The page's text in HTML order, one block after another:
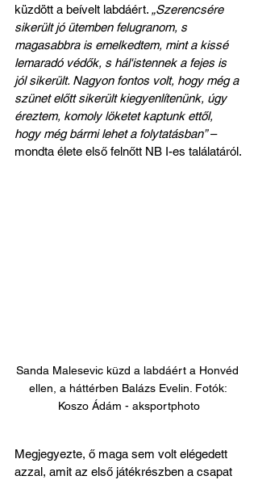
küzdött a beívelt labdáért. „Szerencsére
sikerült jó ütemben felugranom, s
magasabbra is emelkedtem, mint a kissé
lemaradó védők, s hál'istennek a fejes is
jól sikerült. Nagyon fontos volt, hogy még a
szünet előtt sikerült kiegyenlítenünk, úgy
éreztem, komoly löketet kaptunk ettől,
hogy még bármi lehet a folytatásban” –
mondta élete első felnőtt NB I-es találatáról.
Sanda Malesevic küzd a labdáért a Honvéd
ellen, a háttérben Balázs Evelin. Fotók:
Koszo Ádám - aksportphoto
Megjegyezte, ő maga sem volt elégedett
azzal, amit az első játékrészben a csapat